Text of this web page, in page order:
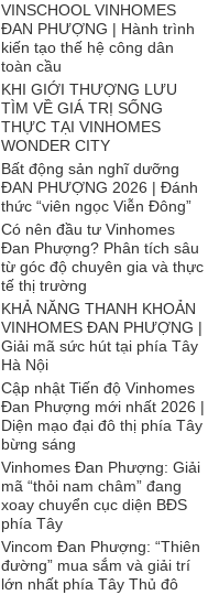
VINSCHOOL VINHOMES
ĐAN PHƯỢNG | Hành trình
kiến tạo thế hệ công dân
toàn cầu
KHI GIỚI THƯỢNG LƯU
TÌM VỀ GIÁ TRỊ SỐNG
THỰC TẠI VINHOMES
WONDER CITY
Bất động sản nghĩ dưỡng
ĐAN PHƯỢNG 2026 | Đánh
thức “viên ngọc Viễn Đông”
Có nên đầu tư Vinhomes
Đan Phượng? Phân tích sâu
từ góc độ chuyên gia và thực
tế thị trường
KHẢ NĂNG THANH KHOẢN
VINHOMES ĐAN PHƯỢNG |
Giải mã sức hút tại phía Tây
Hà Nội
Cập nhật Tiến độ Vinhomes
Đan Phượng mới nhất 2026 |
Diện mạo đại đô thị phía Tây
bừng sáng
Vinhomes Đan Phượng: Giải
mã “thỏi nam châm” đang
xoay chuyển cục diện BĐS
phía Tây
Vincom Đan Phượng: “Thiên
đường” mua sắm và giải trí
lớn nhất phía Tây Thủ đô